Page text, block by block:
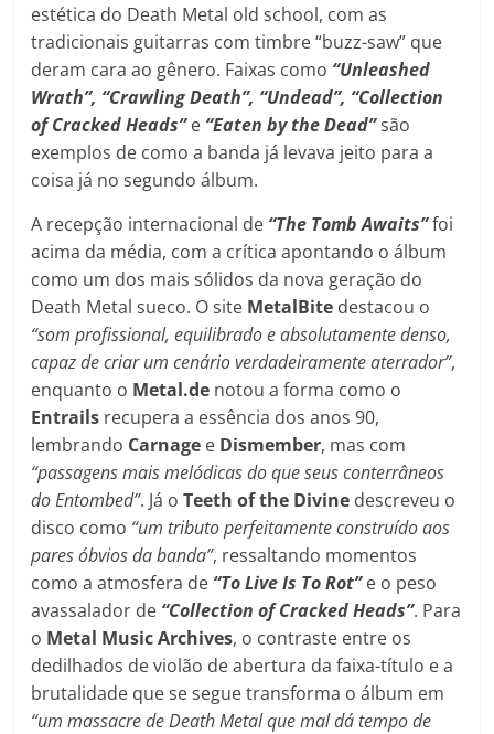
estética do Death Metal old school, com as
tradicionais guitarras com timbre “buzz-saw” que
deram cara ao gênero. Faixas como “Unleashed
Wrath”, “Crawling Death”, “Undead”, “Collection
of Cracked Heads”e “Eaten by the Dead”são
exemplos de como a banda já levava jeito para a
coisa já no segundo álbum.
A recepção internacional de “The Tomb Awaits”foi
acima da média, com a crítica apontando o álbum
como um dos mais sólidos da nova geração do
Death Metal sueco. O site MetalBite destacou o
“som profissional, equilibrado e absolutamente denso,
capaz de criar um cenário verdadeiramente aterrador”,
enquanto o Metal.de notou a forma como o
Entrails recupera a essência dos anos 90,
lembrando Carnage e Dismember, mas com
“passagens mais melódicas do que seus conterrâneos
do Entombed”. Já oTeeth of the Divine descreveu o
disco como “um tributo perfeitamente construído aos
pares óbvios da banda”, ressaltando momentos
como a atmosfera de “To Live Is To Rot”e o peso
avassalador de “Collection of Cracked Heads”. Para
o Metal Music Archives, o contraste entre os
dedilhados de violão de abertura da faixa-título e a
brutalidade que se segue transforma o álbum em
“um massacre de Death Metal que mal dá tempo de